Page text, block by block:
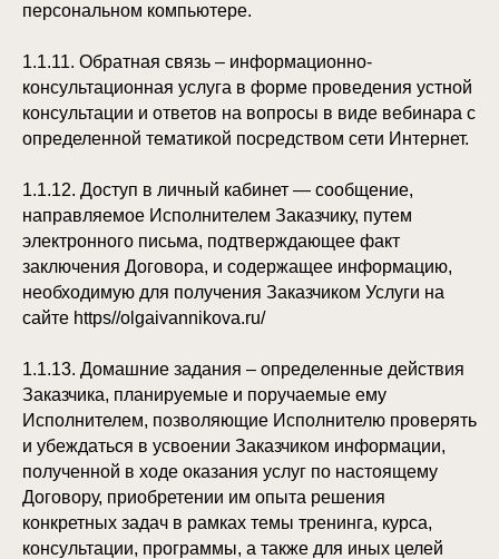
персональном компьютере.
1.1.11. Обратная связь – информационно-
консультационная услуга в форме проведения устной
консультации и ответов на вопросы в виде вебинара с
определенной тематикой посредством сети Интернет.
1.1.12. Доступ в личный кабинет — сообщение,
направляемое Исполнителем Заказчику, путем
электронного письма, подтверждающее факт
заключения Договора, и содержащее информацию,
необходимую для получения Заказчиком Услуги на
сайте https//olgaivannikova.ru/
1.1.13. Домашние задания – определенные действия
Заказчика, планируемые и поручаемые ему
Исполнителем, позволяющие Исполнителю проверять
и убеждаться в усвоении Заказчиком информации,
полученной в ходе оказания услуг по настоящему
Договору, приобретении им опыта решения
конкретных задач в рамках темы тренинга, курса,
консультации, программы, а также для иных целей